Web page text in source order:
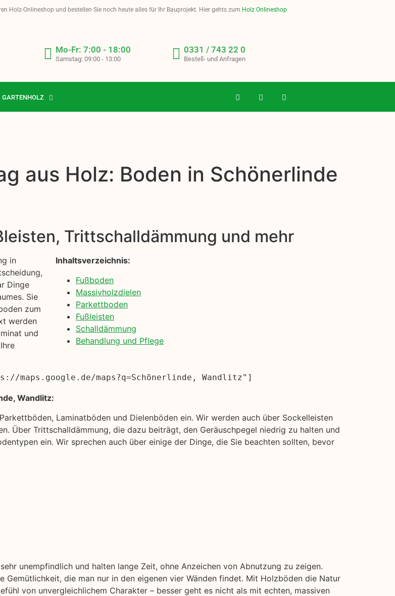
Holz-Onlineshop und bestellen Sie noch heute alles für Ihr Bauprojekt. Hier gehts zum Holz Onlineshop
Mo-Fr: 7:00 - 18:00
Samstag: 09:00 - 13:00
0331 / 743 22 0
Bestell- und Anfragen
GARTENHOLZ
aus Holz: Boden in Schönerlinde
Trittschalldämmung und mehr
in
Dinge
Sie
zum
werden
und
Inhaltsverzeichnis:
Fußboden
Massivholzdielen
Parkettboden
Fußleisten
Schalldämmung
Behandlung und Pflege
maps.google.de/maps?q=Schönerlinde, Wandlitz"]
Wandlitz:
Laminatböden und Dielenböden ein. Wir werden auch über Sockelleisten
Über Trittschalldämmung, die dazu beiträgt, den Geräuschpegel niedrig zu halten und
ein. Wir sprechen auch über einige der Dinge, die Sie beachten sollten, bevor
unempfindlich und halten lange Zeit, ohne Anzeichen von Abnutzung zu zeigen.
Gemütlichkeit, die man nur in den eigenen vier Wänden findet. Mit Holzböden die Natur
von unvergleichlichem Charakter – besser geht es nicht als mit echten, massiven